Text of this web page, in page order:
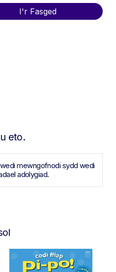
I'r Fasged
eto.
mewngofnodi sydd wedi
adolygiad.